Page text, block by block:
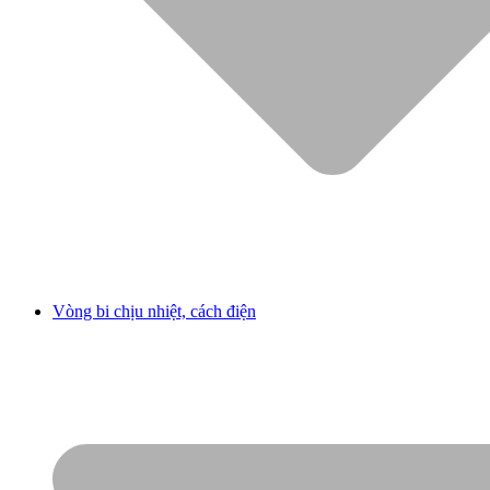
Vòng bi chịu nhiệt, cách điện